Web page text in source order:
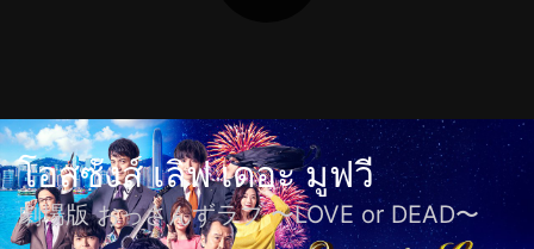
โอสซังส์ เลิฟ เดอะ มูฟวี
劇場版 おっさんずラブ 〜LOVE or DEAD〜